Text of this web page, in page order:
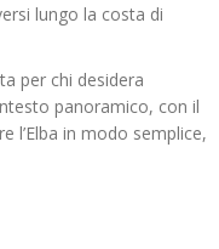
lungo la costa di
per chi desidera
panoramico, con il
l’Elba in modo semplice,